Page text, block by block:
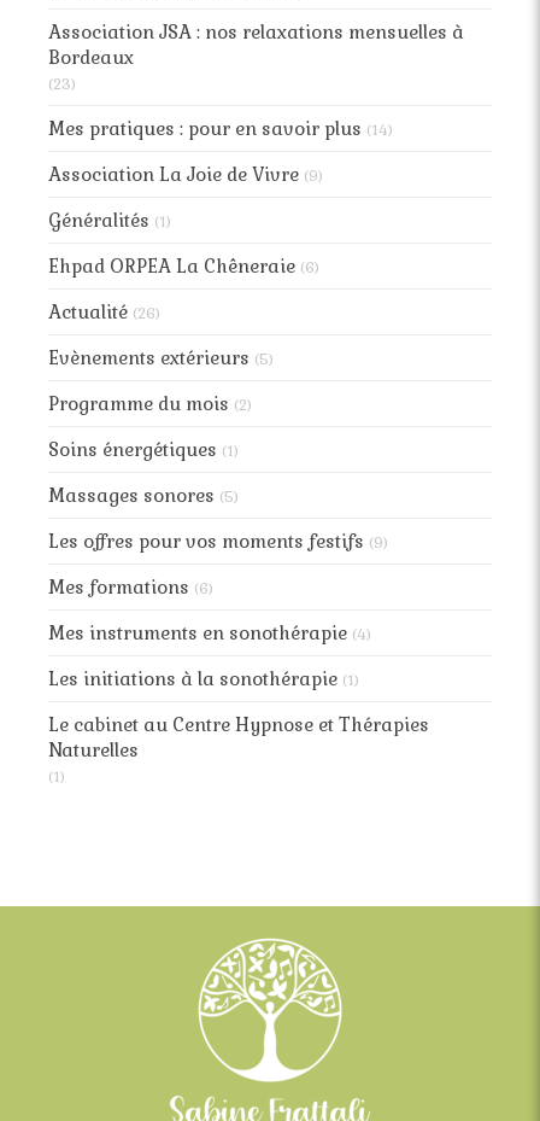
Association JSA : nos relaxations mensuelles à
Bordeaux
(23)
Mes pratiques : pour en savoir plus (14)
Association La Joie de Vivre (9)
Généralités (1)
Ehpad ORPEA La Chêneraie (6)
Actualité (26)
Evènements extérieurs (5)
Programme du mois (2)
Soins énergétiques (1)
Massages sonores (5)
Les offres pour vos moments festifs (9)
Mes formations (6)
Mes instruments en sonothérapie (4)
Les initiations à la sonothérapie (1)
Le cabinet au Centre Hypnose et Thérapies
Naturelles
(1)